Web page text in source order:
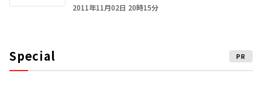
2011年11月02日 20時15分
Special PR